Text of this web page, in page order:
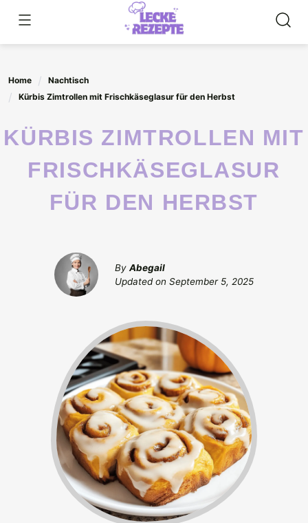
content
Home
Nachtisch
Kürbis Zimtrollen mit Frischkäseglasur für den Herbst
KÜRBIS ZIMTROLLEN MIT
FRISCHKÄSEGLASUR
FÜR DEN HERBST
By Abegail
Updated on September 5, 2025